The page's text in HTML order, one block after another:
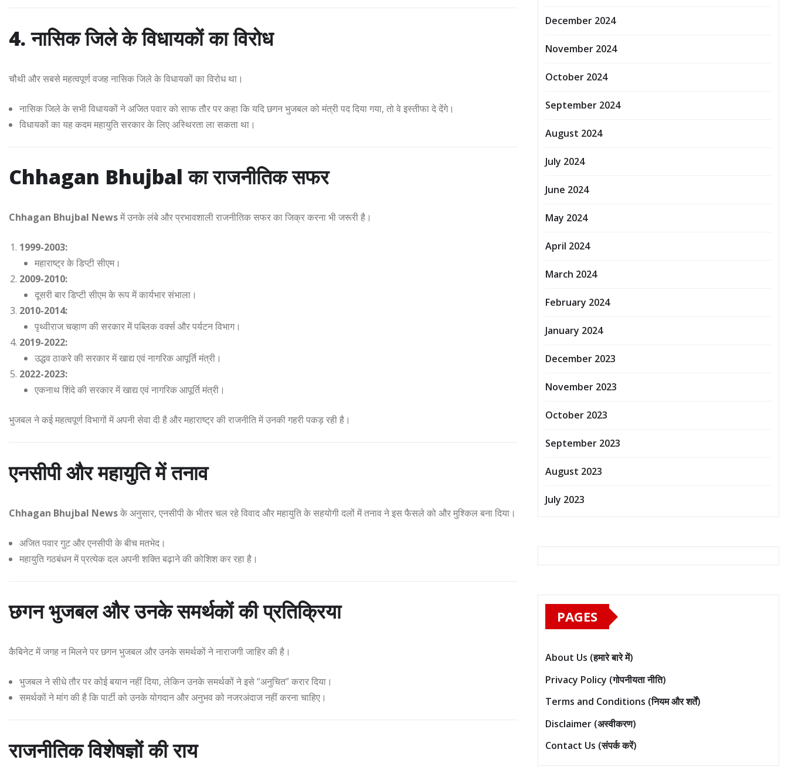
4. नासिक जिले के विधायकों का विरोध
चौथी और सबसे महत्वपूर्ण वजह नासिक जिले के विधायकों का विरोध था।
नासिक जिले के सभी विधायकों ने अजित पवार को साफ तौर पर कहा कि यदि छगन भुजबल को मंत्री पद दिया गया, तो वे इस्तीफा दे देंगे।
विधायकों का यह कदम महायुति सरकार के लिए अस्थिरता ला सकता था।
Chhagan Bhujbal का राजनीतिक सफर
Chhagan Bhujbal Newsमें उनके लंबे और प्रभावशाली राजनीतिक सफर का जिक्र करना भी जरूरी है।
1999-2003:
महाराष्ट्र के डिप्टी सीएम।
2009-2010:
दूसरी बार डिप्टी सीएम के रूप में कार्यभार संभाला।
2010-2014:
पृथ्वीराज चव्हाण की सरकार में पब्लिक वर्क्स और पर्यटन विभाग।
2019-2022:
उद्धव ठाकरे की सरकार में खाद्य एवं नागरिक आपूर्ति मंत्री।
2022-2023:
एकनाथ शिंदे की सरकार में खाद्य एवं नागरिक आपूर्ति मंत्री।
भुजबल ने कई महत्वपूर्ण विभागों में अपनी सेवा दी है और महाराष्ट्र की राजनीति में उनकी गहरी पकड़ रही है।
एनसीपी और महायुति में तनाव
Chhagan Bhujbal Newsके अनुसार, एनसीपी के भीतर चल रहे विवाद और महायुति के सहयोगी दलों में तनाव ने इस फैसले को और मुश्किल बना दिया।
अजित पवार गुट और एनसीपी के बीच मतभेद।
महायुति गठबंधन में प्रत्येक दल अपनी शक्ति बढ़ाने की कोशिश कर रहा है।
छगन भुजबल और उनके समर्थकों की प्रतिक्रिया
कैबिनेट में जगह न मिलने पर छगन भुजबल और उनके समर्थकों ने नाराजगी जाहिर की है।
भुजबल ने सीधे तौर पर कोई बयान नहीं दिया, लेकिन उनके समर्थकों ने इसे “अनुचित” करार दिया।
समर्थकों ने मांग की है कि पार्टी को उनके योगदान और अनुभव को नजरअंदाज नहीं करना चाहिए।
राजनीतिक विशेषज्ञों की राय
December 2024
November 2024
October 2024
September 2024
August 2024
July 2024
June 2024
May 2024
April 2024
March 2024
February 2024
January 2024
December 2023
November 2023
October 2023
September 2023
August 2023
July 2023
PAGES
About Us (हमारे बारे में)
Privacy Policy (गोपनीयता नीति)
Terms and Conditions (नियम और शर्तें)
Disclaimer (अस्वीकरण)
Contact Us (संपर्क करें)